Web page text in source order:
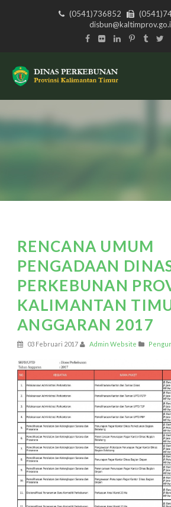
(0541)736852
RENCANA UMUM
PENGADAAN
PERKEBUNAN
KALIMANTAN
ANGGARAN 2017
03 Februari 2017 Admin Website